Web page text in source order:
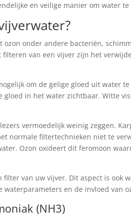
en veilige manier om water
ozon onder andere bacteriën,
van een vijver zijn het
om de gelige gloed uit water
gloed in het water zichtbaar. Witte
vermoedelijk weinig zeggen.
normale filtertechnieken niet te
Ozon oxideert dit feromoon
van uw vijver. Dit aspect is ook
waterparameters en de invloed van
(NH3)